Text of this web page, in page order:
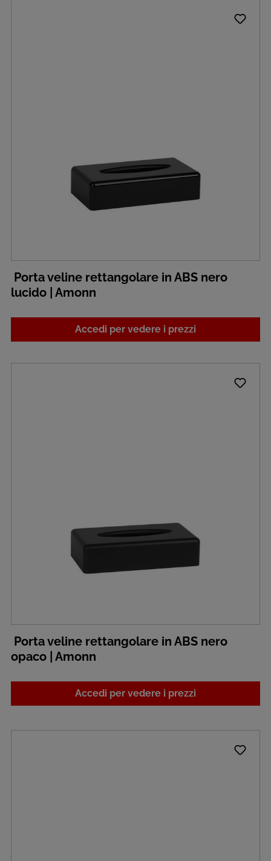
Porta veline rettangolare in ABS nero
lucido | Amonn
Accedi per vedere i prezzi
Porta veline rettangolare in ABS nero
opaco | Amonn
Accedi per vedere i prezzi